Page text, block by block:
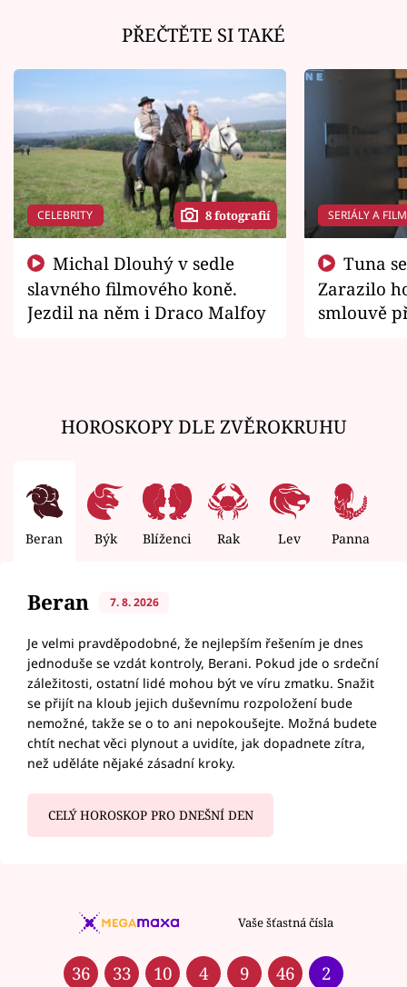
PŘEČTĚTE SI TAKÉ
CELEBRITY 8 fotografií
slavného filmového koně.
Jezdil na něm i Draco Malfoy
SERIÁLY A
Zarazilo
smlouvě
HOROSKOPY DLE ZVĚROKRUHU
Beran Býk Blíženci Rak Lev Panna
Beran 7. 8. 2026
Je velmi pravděpodobné, že nejlepším řešením je dnes
jednoduše se vzdát kontroly, Berani. Pokud jde o srdeční
záležitosti, ostatní lidé mohou být ve víru zmatku. Snažit
se přijít na kloub jejich duševnímu rozpoložení bude
nemožné, takže se o to ani nepokoušejte. Možná budete
chtít nechat věci plynout a uvidíte, jak dopadnete zítra,
než uděláte nějaké zásadní kroky.
CELÝ HOROSKOP PRO DNEŠNÍ DEN
Vaše šťastná čísla
36 33 10 4 9 46 2